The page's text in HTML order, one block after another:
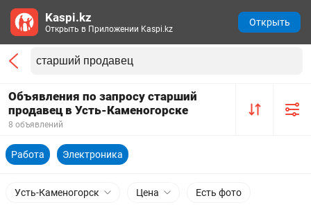
Объявления по запросу старший
продавец в Усть-Каменогорске
8 объявлений
Работа Электроника
Усть-Каменогорск Цена Есть фото
Kaspi.kz
Открыть в Приложении Kaspi.kz
Открыть